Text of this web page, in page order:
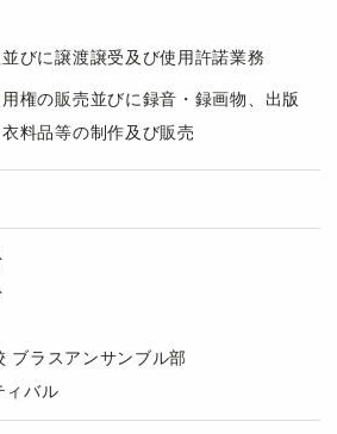
びに譲渡譲受及び使用許諾業務
権の販売並びに録音・録画物、出版
料品等の制作及び販売
ブラスアンサンブル部
ィバル